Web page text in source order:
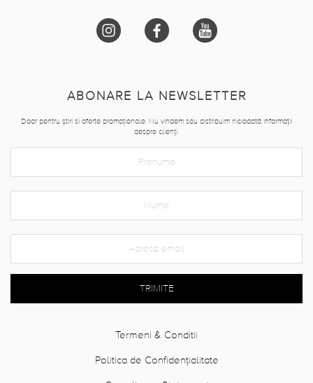
ABONARE LA NEWSLETTER
Doar pentru știri si oferte promoționale. Nu vindem sau distribuim niciodată informații
despre clienți.
TRIMITE
Termeni & Conditii
Politica de Confidențialitate